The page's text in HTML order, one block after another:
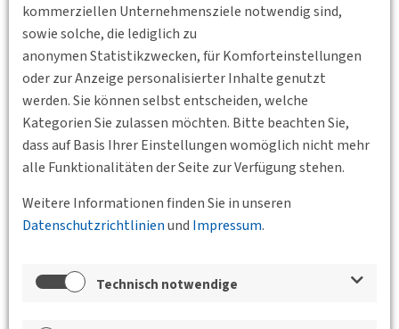
kommerziellen Unternehmensziele notwendig sind,
sowie solche, die lediglich zu
anonymen Statistikzwecken, für Komforteinstellungen
oder zur Anzeige personalisierter Inhalte genutzt
werden. Sie können selbst entscheiden, welche
Kategorien Sie zulassen möchten. Bitte beachten Sie,
dass auf Basis Ihrer Einstellungen womöglich nicht mehr
alle Funktionalitäten der Seite zur Verfügung stehen.
Weitere Informationen finden Sie in unseren
Datenschutzrichtlinienund Impressum.
Technisch notwendige
Bitte geben Sie Ihre E-Mail-Adresse ein.
Anweisungen zum Zurücksetzen Ihres Passworts
werden Ihnen umgehend per E-Mail zugesandt.
Passwort zurücksetzen
E-Mail-Adresse